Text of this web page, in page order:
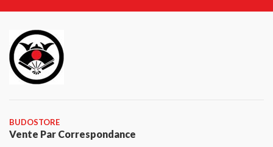
BUDOSTORE
Vente Par Correspondance